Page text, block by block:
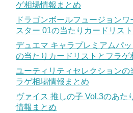
ゲ相場情報まとめ
ドラゴンボールフュージョン
スター 01の当たりカードリス
デュエマ キャラプレミアムパ
の当たりカードリストとフラゲ
ユーティリティセレクションの
ラゲ相場情報まとめ
ヴァイス 推しの子 Vol.3のあた
情報まとめ